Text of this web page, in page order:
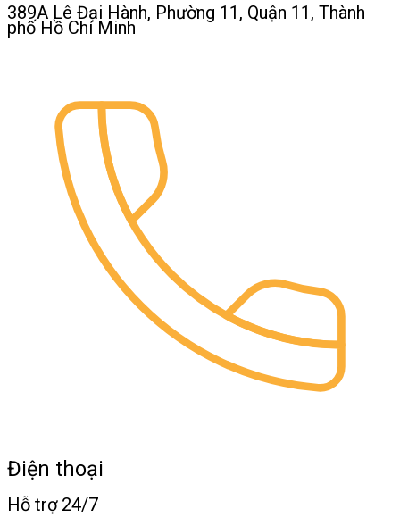
389A Lê Đại Hành, Phường 11, Quận 11, Thành
phố Hồ Chí Minh
Điện thoại
Hỗ trợ 24/7